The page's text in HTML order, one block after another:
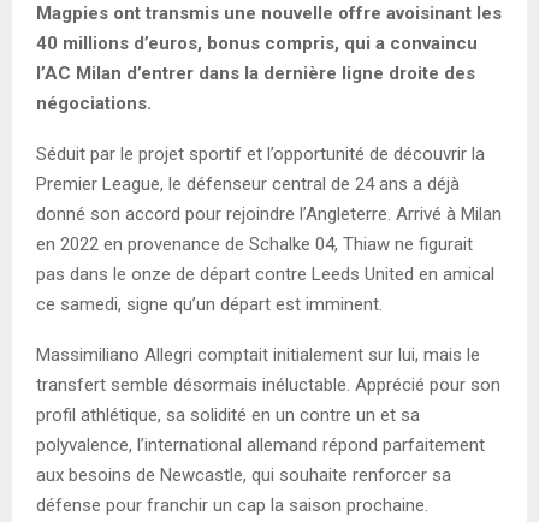
Magpies ont transmis une nouvelle offre avoisinant les
40 millions d’euros, bonus compris, qui a convaincu
l’AC Milan d’entrer dans la dernière ligne droite des
négociations.
Séduit par le projet sportif et l’opportunité de découvrir la
Premier League, le défenseur central de 24 ans a déjà
donné son accord pour rejoindre l’Angleterre. Arrivé à Milan
en 2022 en provenance de Schalke 04, Thiaw ne figurait
pas dans le onze de départ contre Leeds United en amical
ce samedi, signe qu’un départ est imminent.
Massimiliano Allegri comptait initialement sur lui, mais le
transfert semble désormais inéluctable. Apprécié pour son
profil athlétique, sa solidité en un contre un et sa
polyvalence, l’international allemand répond parfaitement
aux besoins de Newcastle, qui souhaite renforcer sa
défense pour franchir un cap la saison prochaine.